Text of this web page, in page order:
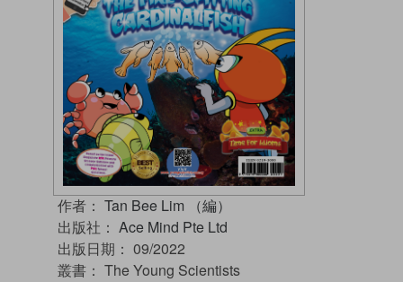
作者： Tan Bee Lim （編）
出版社： Ace Mind Pte Ltd
出版日期： 09/2022
叢書： The Young Scientists